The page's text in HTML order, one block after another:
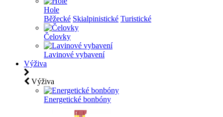
Hole
Běžecké Skialpinistické Turistické
Čelovky
Lavinové vybavení
Výživa
Výživa
Energetické bonbóny